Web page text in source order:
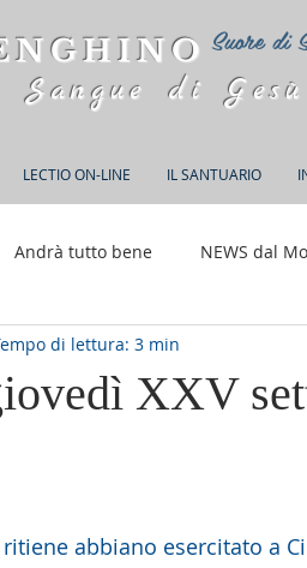
Suore di
di Gesù
LECTIO ON-LINE IL SANTUARIO
Andrà tutto bene NEWS dal
XXV
di lettura: 3 min
abbiano esercitato a